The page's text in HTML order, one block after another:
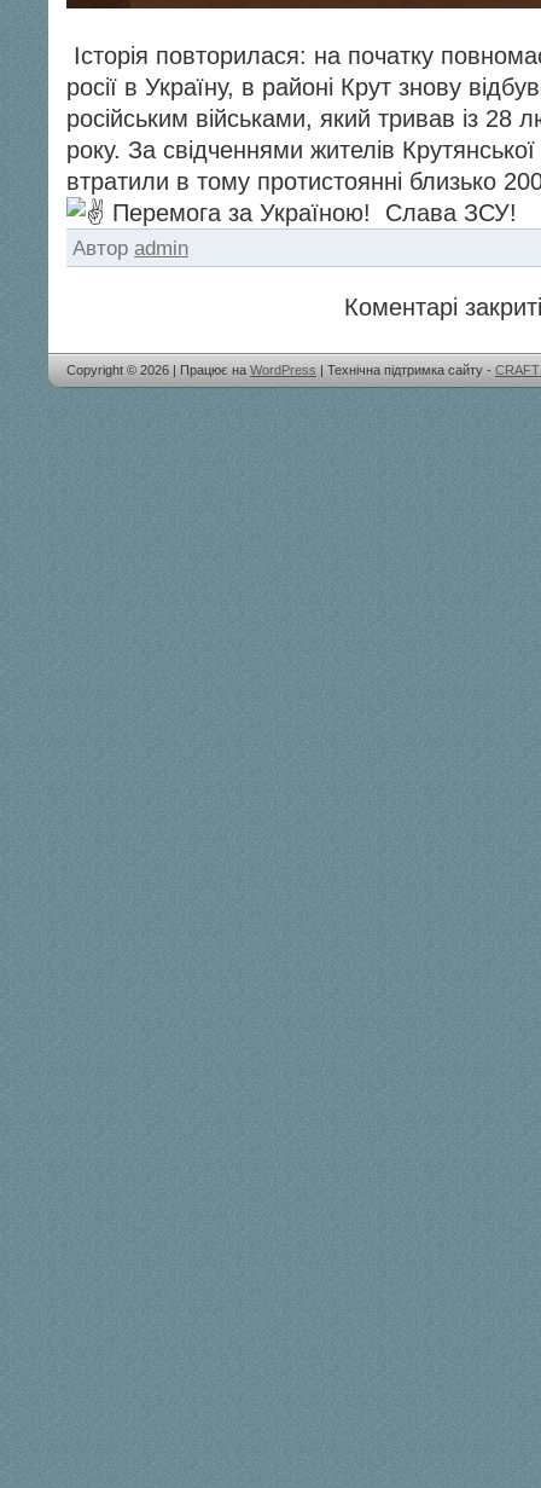
Історія повторилася: на початку
росії в Україну, в районі Крут знову
російським військами, який тривав із 28
року. За свідченнями жителів
втратили в тому протистоянні близько
Перемога за Україною!
Слава ЗСУ!
Автор admin
Коментарі
Copyright © 2026 | Працює на WordPress | Технічна підтримка сайту -